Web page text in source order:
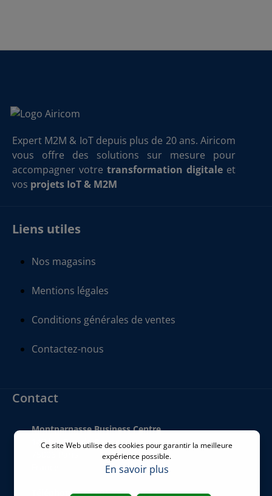
Expert M2M & IoT depuis plus de 20 ans. Airicom
vous offre des solutions sur mesure pour
accompagner votre transformation digitale et
vos projets IoT & M2M
Liens utiles
Nos magasins
Mentions légales
Conditions générales de ventes
Contactez-nous
Contact
Montparnasse Business Centre
140 bis Rue de Rennes
Téléphone:+33 01 77 62 46 24
Ce site Web utilise des cookies pour garantir la meilleure
expérience possible.
En savoir plus